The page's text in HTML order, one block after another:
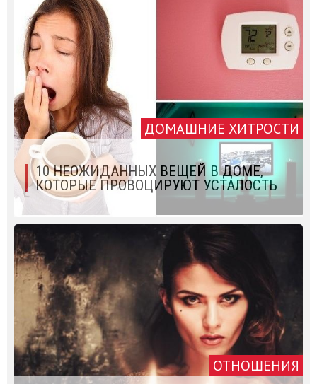
ДОМАШНИЕ ХИТРОСТИ
10 НЕОЖИДАННЫХ ВЕЩЕЙ В ДОМЕ,
КОТОРЫЕ ПРОВОЦИРУЮТ УСТАЛОСТЬ
ОТНОШЕНИЯ